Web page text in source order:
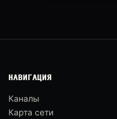
НАВИГАЦИЯ
Каналы
Карта сети